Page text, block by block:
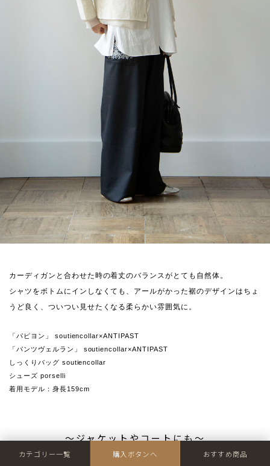
カーディガンと合わせた時の着丈のバランスがとても自然体。
シャツをボトムにインしなくても、アールがかった裾のデザインはちょ
うど良く、ついつい見せたくなる柔らかい雰囲気に。
「パピヨン」 soutiencollar×ANTIPAST
「パンツヴェルラン」 soutiencollar×ANTIPAST
しっくりバッグ soutiencollar
シューズ porselli
着用モデル：身長159cm
〜ジャケットやコートにも〜
カテゴリー一覧 購入ボタンへ おすすめ商品